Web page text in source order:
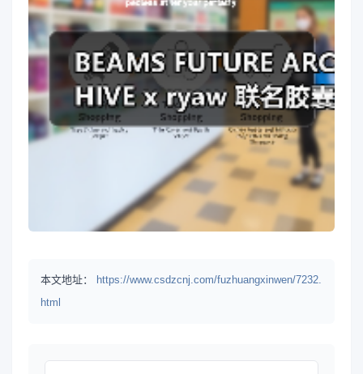
本文地址：
https://www.csdzcnj.com/fuzhuangxinwen/7232.
html